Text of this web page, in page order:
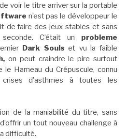
voir le titre arriver sur la portable
n’est pas le développeur le
de faire des jeux stables et sans
C’était un probleme
Dark Souls et vu la faible
on peut craindre le pire surtout
Hameau du Crépuscule, connu
d’asthmes à toutes les
de la maniabilité du titre, sans
un tout nouveau challenge à
difficulté.